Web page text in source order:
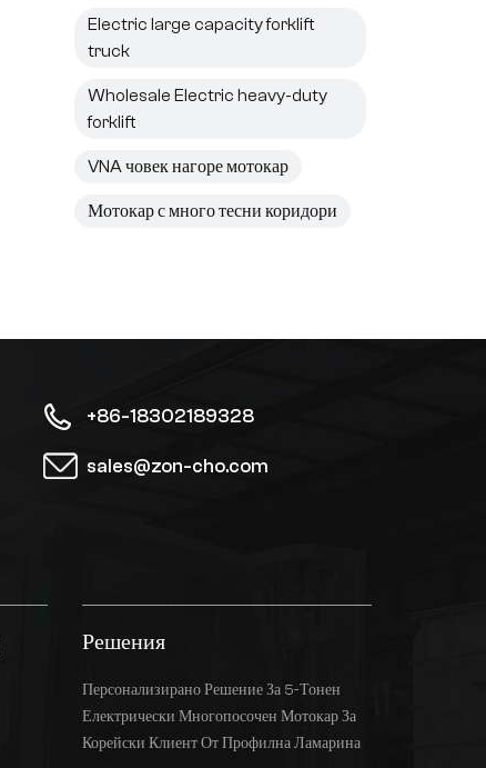
Electric large capacity forklift
truck
Wholesale Electric heavy-duty
forklift
VNA човек нагоре мотокар
Мотокар с много тесни коридори
+86-18302189328
sales@zon-cho.com
Решения
Персонализирано Решение За 5-Тонен
Електрически Многопосочен Мотокар За
Корейски Клиент От Профилна Ламарина